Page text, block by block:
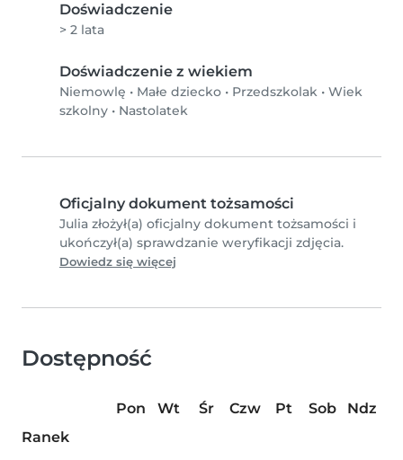
Doświadczenie
> 2 lata
Doświadczenie z wiekiem
Niemowlę • Małe dziecko • Przedszkolak • Wiek
szkolny • Nastolatek
Oficjalny dokument tożsamości
Julia złożył(a) oficjalny dokument tożsamości i
ukończył(a) sprawdzanie weryfikacji zdjęcia.
Dowiedz się więcej
Dostępność
Pon Wt Śr Czw Pt Sob
Ndz
Ranek